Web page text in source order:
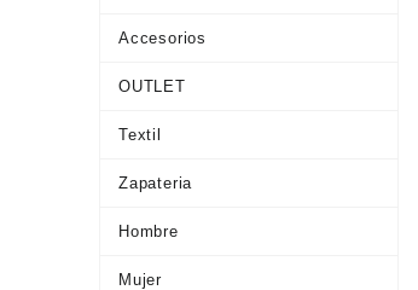
Accesorios
OUTLET
Textil
Zapateria
Hombre
Mujer